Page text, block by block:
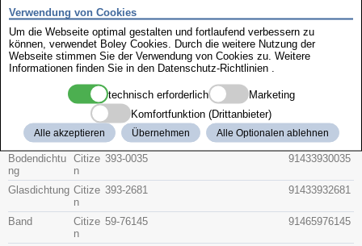
Gruppe HerstellerTeile-Nr. Beschreibung Artikel-Nr.
Citize
n
54-Y0212 914154Y0212
Krone
Citize
n
506-D370
A
9142506D370
A
Bodendichtu
ng
Citize
n
393-0035 91433930035
Glasdichtung Citize
n
393-2681 91433932681
Band
Citize
n
59-76145 91465976145
Verwendung von Cookies
Um die Webseite optimal gestalten und fortlaufend verbessern zu
können, verwendet Boley Cookies. Durch die weitere Nutzung der
Webseite stimmen Sie der Verwendung von Cookies zu. Weitere
Informationen finden Sie in den Datenschutz-Richtlinien
technisch erforderlich
Marketing
Komfortfunktion (Drittanbieter)
Alle akzeptieren Übernehmen Alle Optionalen ablehnen